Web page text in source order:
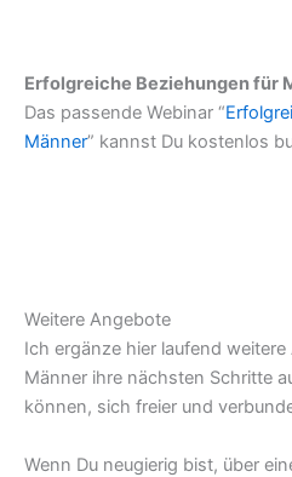
Erfolgreiche Beziehungen für
Das passende Webinar “
Männer” kannst Du kostenlos
Weitere Angebote
Ich ergänze hier laufend
Männer ihre nächsten Schritte
können, sich freier und
Wenn Du neugierig bist, über